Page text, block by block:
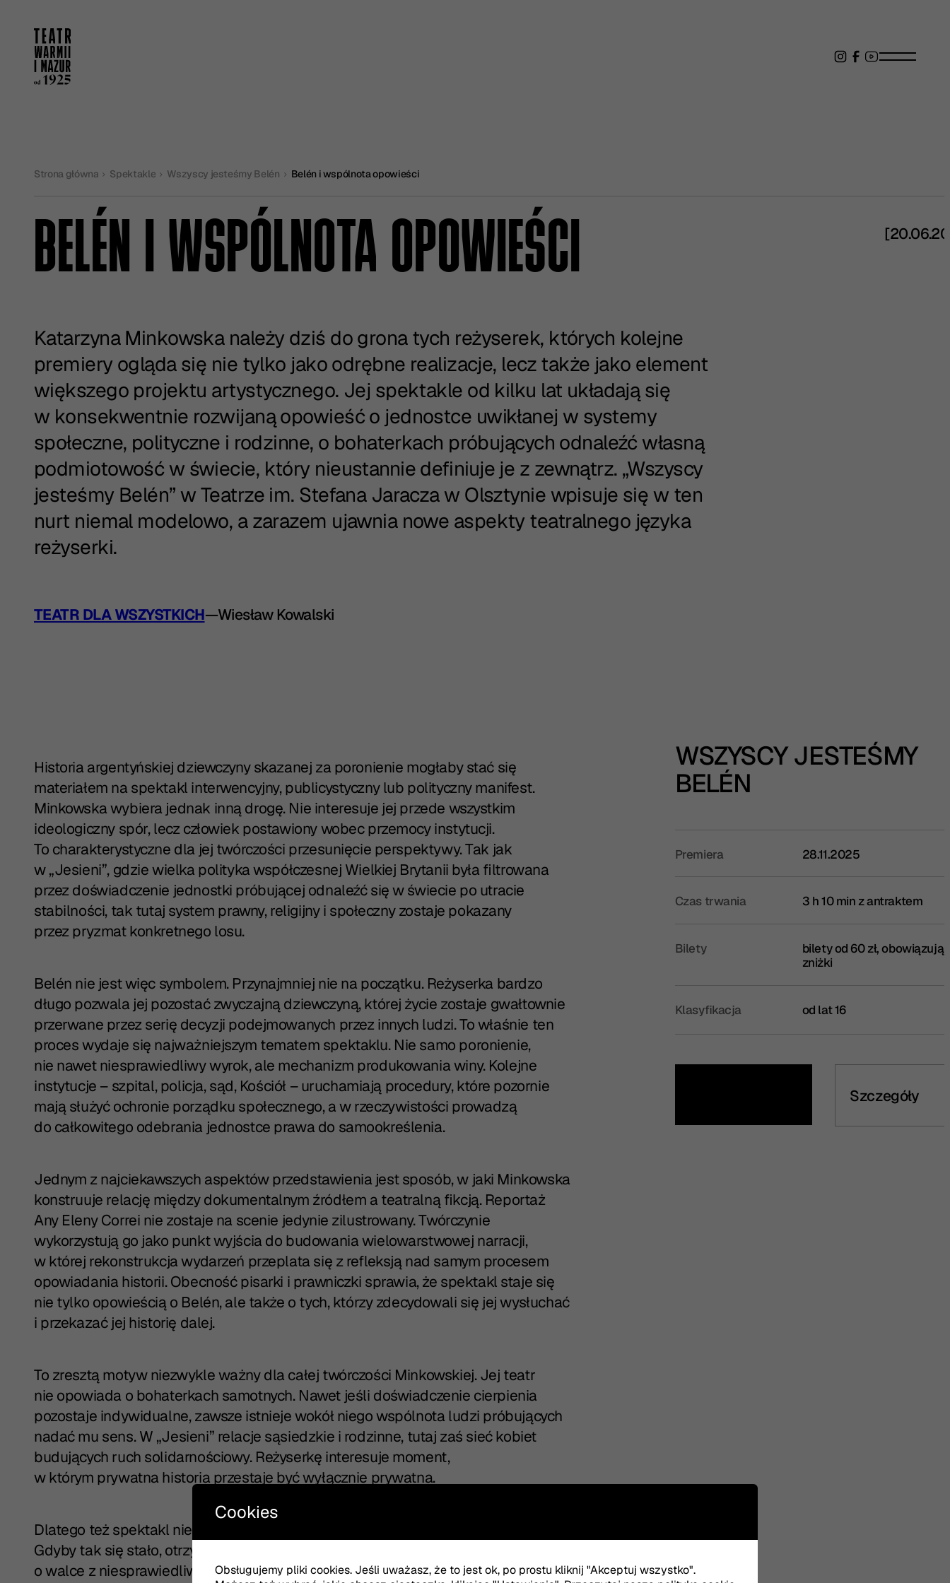
Strona główna Spektakle Wszyscy jesteśmy Belén Belén i wspólnota opowieści
BELÉN I WSPÓLNOTA OPOWIEŚCI
Katarzyna Minkowska należy dziś do grona tych reżyserek, których kolejne
premiery ogląda się nie tylko jako odrębne realizacje, lecz także jako element
większego projektu artystycznego. Jej spektakle od kilku lat układają się
w konsekwentnie rozwijaną opowieść o jednostce uwikłanej w systemy
społeczne, polityczne i rodzinne, o bohaterkach próbujących odnaleźć własną
podmiotowość w świecie, który nieustannie definiuje je z zewnątrz. „Wszyscy
jesteśmy Belén” w Teatrze im. Stefana Jaracza w Olsztynie wpisuje się w ten
nurt niemal modelowo, a zarazem ujawnia nowe aspekty teatralnego języka
reżyserki.
TEATR DLA WSZYSTKICH—Wiesław Kowalski
Historia argentyńskiej dziewczyny skazanej za poronienie mogłaby stać się
materiałem na spektakl interwencyjny, publicystyczny lub polityczny manifest.
Minkowska wybiera jednak inną drogę. Nie interesuje jej przede wszystkim
ideologiczny spór, lecz człowiek postawiony wobec przemocy instytucji.
To charakterystyczne dla jej twórczości przesunięcie perspektywy. Tak jak
w „Jesieni”, gdzie wielka polityka współczesnej Wielkiej Brytanii była filtrowana
przez doświadczenie jednostki próbującej odnaleźć się w świecie po utracie
stabilności, tak tutaj system prawny, religijny i społeczny zostaje pokazany
przez pryzmat konkretnego losu.
Belén nie jest więc symbolem. Przynajmniej nie na początku. Reżyserka bardzo
długo pozwala jej pozostać zwyczajną dziewczyną, której życie zostaje gwałtownie
przerwane przez serię decyzji podejmowanych przez innych ludzi. To właśnie ten
proces wydaje się najważniejszym tematem spektaklu. Nie samo poronienie,
nie nawet niesprawiedliwy wyrok, ale mechanizm produkowania winy. Kolejne
instytucje – szpital, policja, sąd, Kościół – uruchamiają procedury, które pozornie
mają służyć ochronie porządku społecznego, a w rzeczywistości prowadzą
do całkowitego odebrania jednostce prawa do samookreślenia.
Jednym z najciekawszych aspektów przedstawienia jest sposób, w jaki Minkowska
konstruuje relację między dokumentalnym źródłem a teatralną fikcją. Reportaż
Any Eleny Correi nie zostaje na scenie jedynie zilustrowany. Twórczynie
wykorzystują go jako punkt wyjścia do budowania wielowarstwowej narracji,
w której rekonstrukcja wydarzeń przeplata się z refleksją nad samym procesem
opowiadania historii. Obecność pisarki i prawniczki sprawia, że spektakl staje się
nie tylko opowieścią o Belén, ale także o tych, którzy zdecydowali się jej wysłuchać
i przekazać jej historię dalej.
To zresztą motyw niezwykle ważny dla całej twórczości Minkowskiej. Jej teatr
nie opowiada o bohaterkach samotnych. Nawet jeśli doświadczenie cierpienia
pozostaje indywidualne, zawsze istnieje wokół niego wspólnota ludzi próbujących
nadać mu sens. W „Jesieni” relacje sąsiedzkie i rodzinne, tutaj zaś sieć kobiet
budujących ruch solidarnościowy. Reżyserkę interesuje moment,
w którym prywatna historia przestaje być wyłącznie prywatna.
Dlatego też spektakl nie zatrzymuje się na formule dramatu sądowego.
Gdyby tak się stało, otrzymalibyśmy zapewne sprawnie opowiedzianą historię
o walce z niesprawiedliwym systemem. Minkowska szuka jednak bardziej złożonej
WSZYSCY JESTEŚMY
BELÉN
Premiera 28.11.2025
Czas trwania 3 h 10 min z antraktem
Bilety
bilety od 60 zł, obowiązują
zniżki
Klasyfikacja od lat 16
Szczegóły
Cookies
Obsługujemy pliki cookies. Jeśli uważasz, że to jest ok, po prostu kliknij "Akceptuj wszystko".